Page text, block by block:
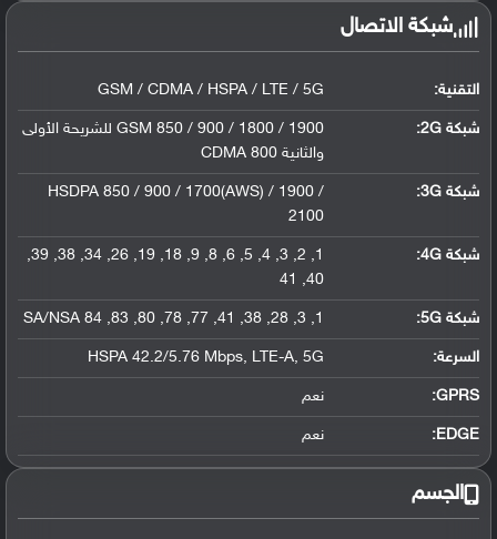
شبكة الاتصال
التقنية: GSM / CDMA / HSPA / LTE / 5G
شبكة 2G:
GSM 850 / 900 / 1800 / 1900 للشريحة الأولى
والثانية CDMA 800
شبكة 3G :
HSDPA 850 / 900 / 1700(AWS) / 1900 /
2100
شبكة 4G :
1, 2, 3, 4, 5, 6, 8, 9, 18, 19, 26, 34, 38, 39,
40, 41
شبكة 5G :
1, 3, 28, 38, 41, 77, 78, 80, 83, 84 SA/NSA
السرعة: HSPA 42.2/5.76 Mbps, LTE-A, 5G
GPRS: نعم
EDGE: نعم
الجسم